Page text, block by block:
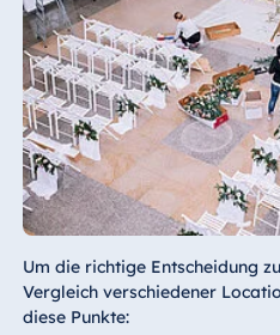
Um die richtige Entscheidung
Vergleich verschiedener
diese Punkte: